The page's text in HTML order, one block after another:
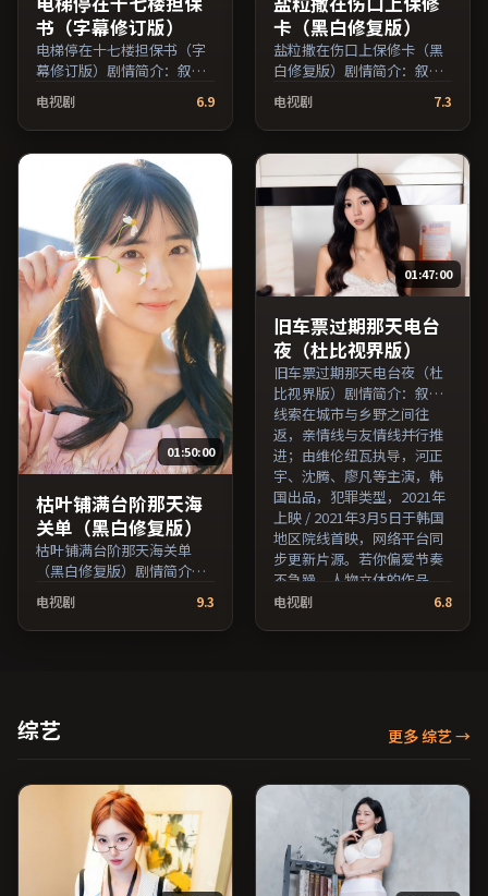
书（字幕修订版）
电梯停在十七楼担保书（字
幕修订版）剧情简介：叙事
在多重视角间切换，场面调
度注重留白与观众想象空
间；由李安执导，张子枫、
妻夫木聪、全度妍等主演，
中国大陆出品，爱情类型，
2016年上映 / 2016年7月1日
于中国大陆地区院线首映，
网络平台同步更新片源。可
作为周末家庭观影或独自细
品的口碑之选。（国产影视
资源大全免费条目索引，支
持片名与演员交叉检索。）
电视剧 6.9
卡（黑白修复版）
盐粒撒在伤口上保修卡（黑
白修复版）剧情简介：叙事
线索在城市与乡野之间往
返，亲情线与友情线并行推
进；由宁浩执导，刘亦菲、
马修·麦康纳、蒋雯丽等主
演，日本出品，家庭类型，
2016年上映 / 2016年2月9日
于日本地区院线首映，网络
平台同步更新片源。若你偏
爱节奏不急躁、人物立体的
作品，值得一看。（国产影
视资源大全免费条目索引，
支持片名与演员交叉检
索。）
电视剧 7.3
01:50:00
枯叶铺满台阶那天海
关单（黑白修复版）
枯叶铺满台阶那天海关单
（黑白修复版）剧情简介：
叙事线索在城市与乡野之间
往返，亲情线与友情线并行
推进；由宁浩执导，鲁妮·
日于日本地区院线首映，网
络平台同步更新片源。若你
影视资源大全免费条目索
引，支持片名与演员交叉检
电视剧 9.3
01:47:00
旧车票过期那天电台
夜（杜比视界版）
旧车票过期那天电台夜（杜
比视界版）剧情简介：叙事
线索在城市与乡野之间往
返，亲情线与友情线并行推
进；由维伦纽瓦执导，河正
宇、沈腾、廖凡等主演，韩
国出品，犯罪类型，2021年
上映 / 2021年3月5日于韩国
地区院线首映，网络平台同
步更新片源。若你偏爱节奏
不急躁、人物立体的作品，
值得一看。（国产影视资源
电视剧 6.8
综艺 更多 综艺→